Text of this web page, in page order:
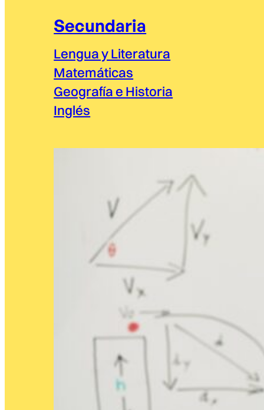
Secundaria
Lengua y Literatura
Matemáticas
Geografía e Historia
Inglés